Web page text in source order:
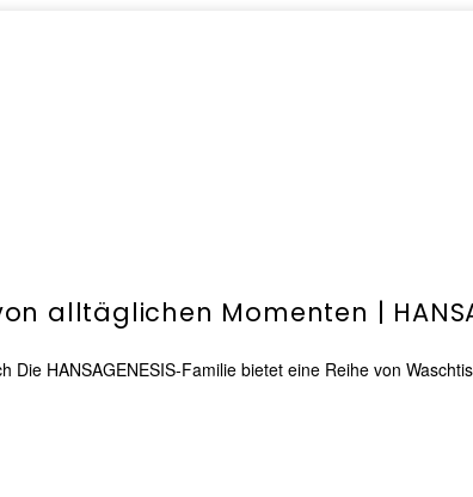
alltäglichen Momenten |
Die HANSAGENESIS-Familie bietet eine Reihe von